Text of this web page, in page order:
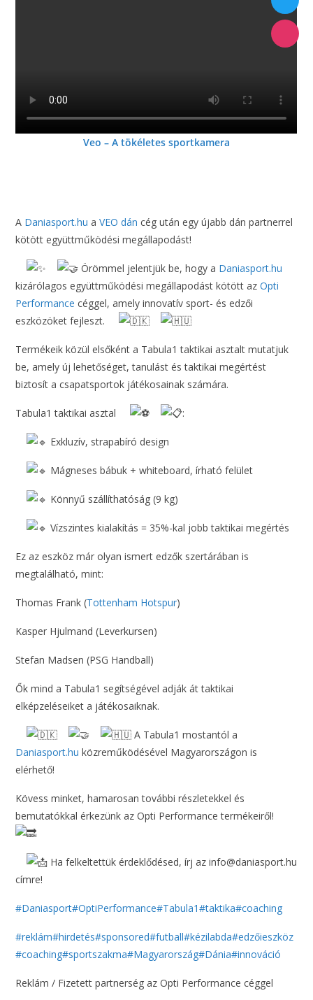
Veo – A tökéletes sportkamera
A Daniasport.hu aVEO dán cég után egy újabb dán partnerrel
kötött együttműködési megállapodást!
Örömmel jelentjük be, hogy a Daniasport.hu
kizárólagos együttműködési megállapodást kötött azOpti
Performance céggel, amely innovatív sport- és edzői
eszközöket fejleszt.
Termékeik közül elsőként a Tabula1 taktikai asztalt mutatjuk
be, amely új lehetőséget, tanulást és taktikai megértést
biztosít a csapatsportok játékosainak számára.
Tabula1 taktikai asztal :
Exkluzív, strapabíró design
Mágneses bábuk + whiteboard, írható felület
Könnyű szállíthatóság (9 kg)
Vízszintes kialakítás = 35%-kal jobb taktikai megértés
Ez az eszköz már olyan ismert edzők szertárában is
megtalálható, mint:
Thomas Frank (Tottenham Hotspur)
Kasper Hjulmand (Leverkursen)
Stefan Madsen (PSG Handball)
Ők mind a Tabula1 segítségével adják át taktikai
elképzeléseiket a játékosaiknak.
A Tabula1 mostantól a
Daniasport.hu közreműködésével Magyarországon is
elérhető!
Kövess minket, hamarosan további részletekkel és
bemutatókkal érkezünk az Opti Performance termékeiről!
Ha felkeltettük érdeklődésed, írj az info@daniasport.hu
címre!
#Daniasport#OptiPerformance#Tabula1#taktika#coaching
#reklám#hirdetés#sponsored#futball#kézilabda#edzőieszköz
#coaching#sportszakma#Magyarország#Dánia#innováció
Reklám / Fizetett partnerség az Opti Performance céggel